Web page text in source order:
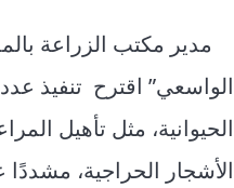
مدير مكتب الزراعة
الواسعي” اقترح تنفيذ
الحيوانية، مثل تأهيل
الأشجار الحراجية،